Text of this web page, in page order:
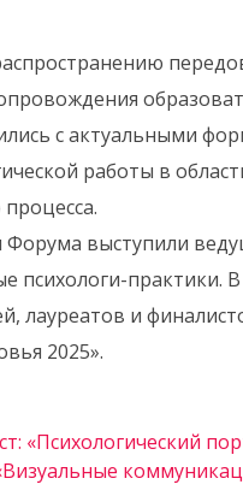
с актуальными
работы в
выступили
психологи-практики.
лауреатов и
2025».
«Психологический